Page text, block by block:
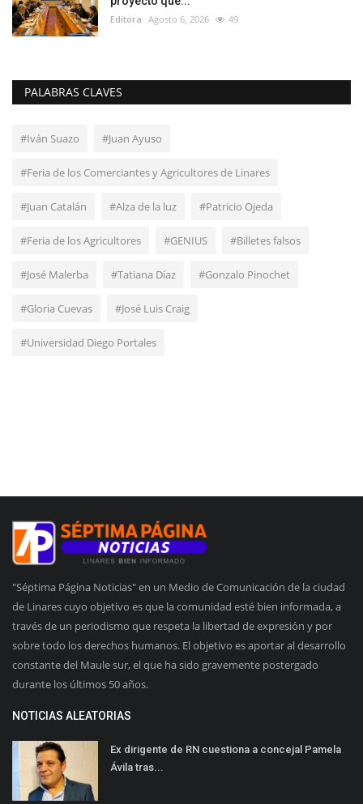
Editora Agosto 6, 2026 49
PALABRAS CLAVES
#Iván Suazo #Juan Ayuso
#Feria de los Comerciantes y Agricultores de Linares
#Juan Catalán #Alza de la luz #Patricio Ojeda
#Feria de los Agricultores #GENIUS #Billetes falsos
#José Malerba #Tatiana Díaz #Gonzalo Pinochet
#Gloria Cuevas #José Luis Craig
#Universidad Diego Portales
"Séptima Página Noticias" en un Medio de Comunicación de la ciudad
de Linares cuyo objetivo es que la comunidad esté bien informada, a
través de un periodismo que respeta la libertad de expresión y por
sobre todo los derechos humanos. El objetivo es aportar al desarrollo
constante del Maule sur, el que ha sido gravemente postergado
durante los últimos 50 años.
NOTICIAS ALEATORIAS
Ex dirigente de RN cuestiona a concejal Pamela
Ávila tras...